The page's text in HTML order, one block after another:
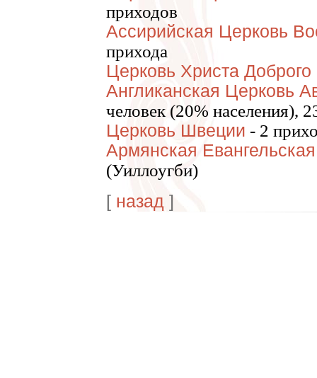
приходов
Ассирийская Церковь
прихода
Церковь Христа
Англиканская Церковь
человек (20% населения),
Церковь Швеции - 2
Армянская
(Уиллоугби)
[ назад ]